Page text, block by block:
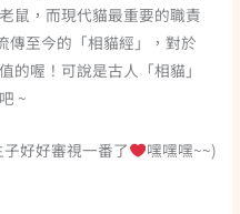
鼠，而現代貓最重要的職責
傳至今的「相貓經」，對於
的喔！可說是古人「相貓」
~
好好審視一番了 嘿嘿嘿~~)